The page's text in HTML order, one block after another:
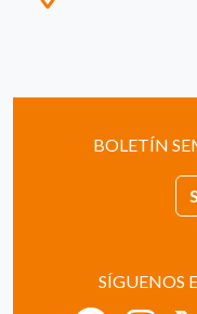
BOLETÍN
SÍGUENOS